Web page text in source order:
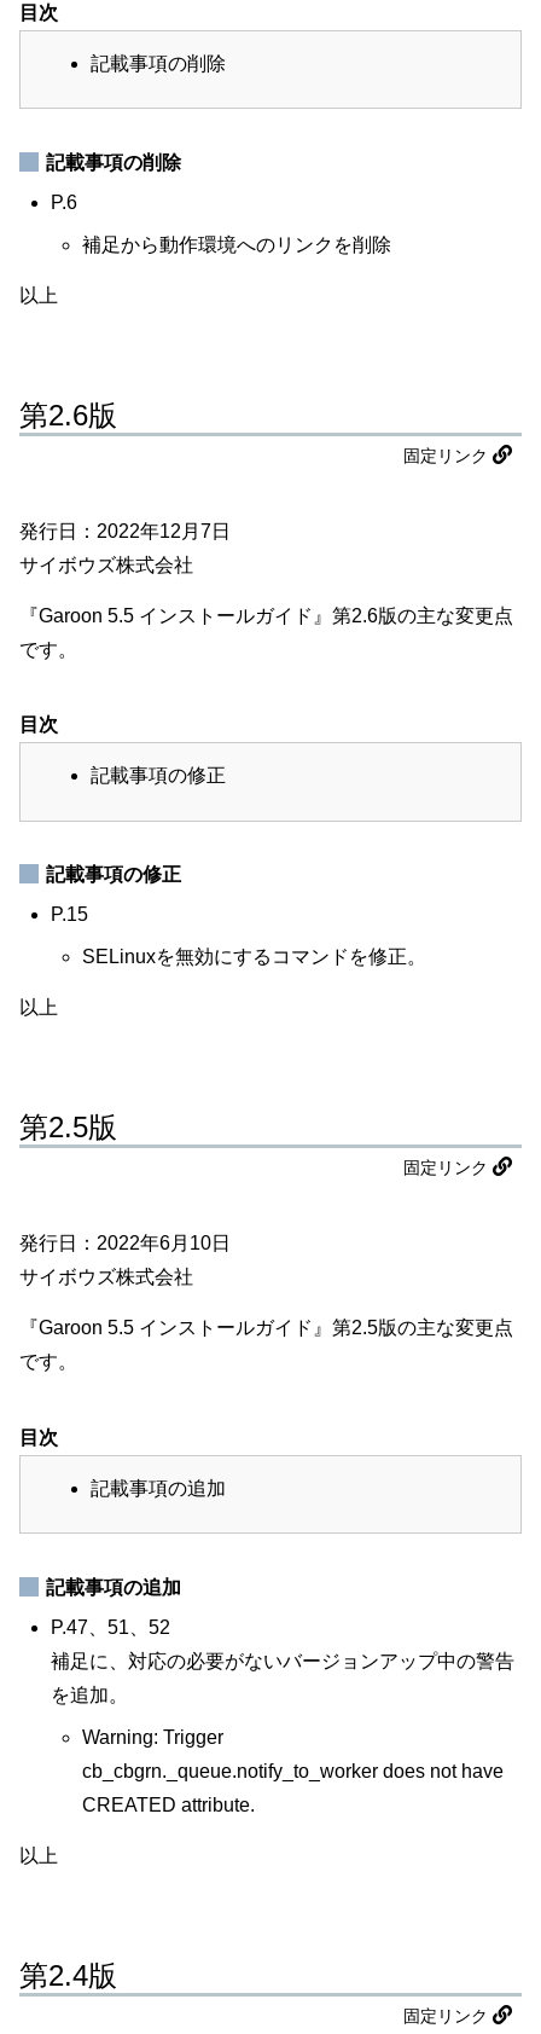
目次
記載事項の削除
記載事項の削除
P.6
補足から動作環境へのリンクを削除
以上
第2.6版
固定リンク
発行日：2022年12月7日
サイボウズ株式会社
『Garoon 5.5 インストールガイド』第2.6版の主な変更点
です。
目次
記載事項の修正
記載事項の修正
P.15
SELinuxを無効にするコマンドを修正。
以上
第2.5版
固定リンク
発行日：2022年6月10日
サイボウズ株式会社
『Garoon 5.5 インストールガイド』第2.5版の主な変更点
です。
目次
記載事項の追加
記載事項の追加
P.47、51、52
補足に、対応の必要がないバージョンアップ中の警告
を追加。
Warning: Trigger
cb_cbgrn._queue.notify_to_worker does not have
CREATED attribute.
以上
第2.4版
固定リンク